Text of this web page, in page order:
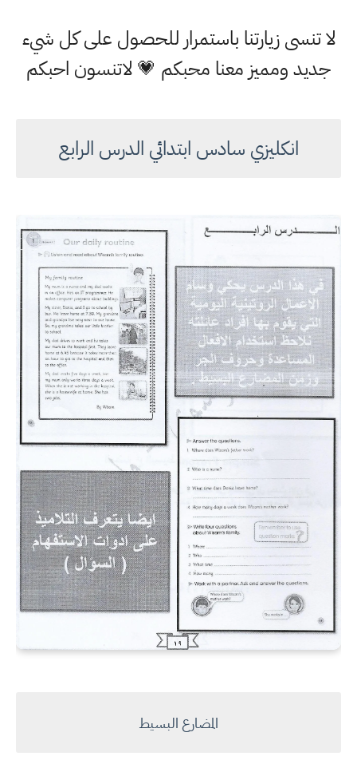
لا تنسى زيارتنا باستمرار للحصول على كل شيء
جديد ومميز معنا محبكم 💗 لاتنسون احبكم
انكليزي سادس ابتدائي الدرس الرابع
المضارع البسيط